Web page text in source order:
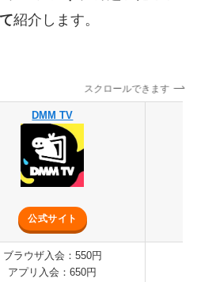
紹介します。
スクロールできます
DMM TV
公式サイト
ブラウザ入会：550円
アプリ入会：650円